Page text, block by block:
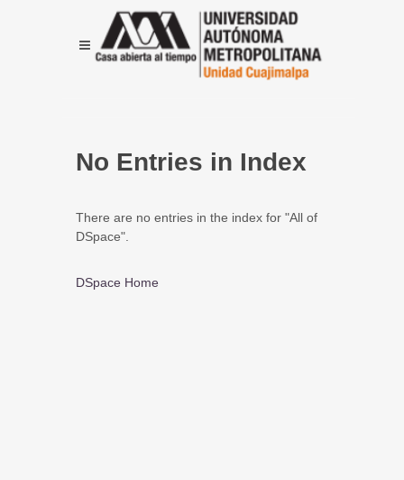
No Entries in Index
There are no entries in the index for "All of
DSpace".
DSpace Home